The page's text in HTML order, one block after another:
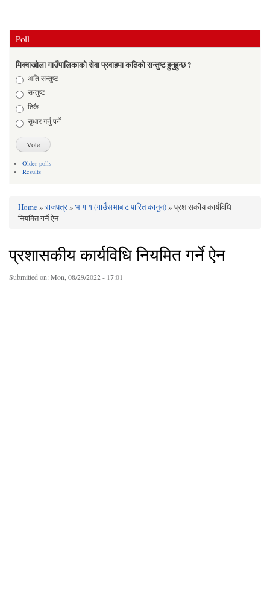
Poll
मिक्वाखोला गाउँपालिकाको सेवा प्रवाहमा कतिको सन्तुष्ट हुनुहुन्छ ?
Choicesअति सन्तुष्ट
सन्तुष्ट
ठिकै
सुधार गर्नु पर्ने
Older polls
Results
You are here
Home»राजपत्र» भाग १ (गाउँसभाबाट पारित कानुन)» प्रशासकीय कार्यविधि
नियमित गर्ने ऐन
प्रशासकीय कार्यविधि नियमित गर्ने ऐन
Submitted on:Mon, 08/29/2022 - 17:01